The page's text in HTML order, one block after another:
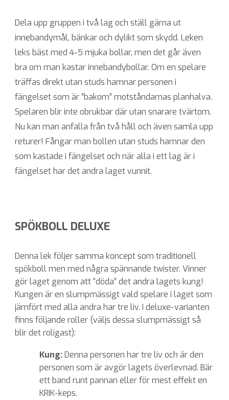
Dela upp gruppen i två lag och ställ gärna ut
innebandymål, bänkar och dylikt som skydd. Leken
leks bäst med 4-5 mjuka bollar, men det går även
bra om man kastar innebandybollar. Om en spelare
träffas direkt utan studs hamnar personen i
fängelset som är ”bakom” motståndarnas planhalva.
Spelaren blir inte obrukbar där utan snarare tvärtom.
Nu kan man anfalla från två håll och även samla upp
returer! Fångar man bollen utan studs hamnar den
som kastade i fängelset och när alla i ett lag är i
fängelset har det andra laget vunnit.
SPÖKBOLL DELUXE
Denna lek följer samma koncept som traditionell
spökboll men med några spännande twister. Vinner
gör laget genom att “döda” det andra lagets kung!
Kungen är en slumpmässigt vald spelare i laget som
jämfört med alla andra har tre liv. I deluxe-varianten
finns följande roller (väljs dessa slumpmässigt så
blir det roligast):
Kung:Denna personen har tre liv och är den
personen som är avgör lagets överlevnad. Bär
ett band runt pannan eller för mest effekt en
KRIK-keps.